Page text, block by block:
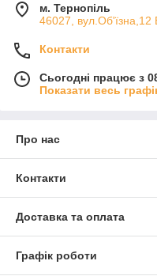
м. Тернопіль
46027, вул.Об'їзна,12
Контакти
Сьогодні працює з
Показати весь
Про нас
Контакти
Доставка та оплата
Графік роботи